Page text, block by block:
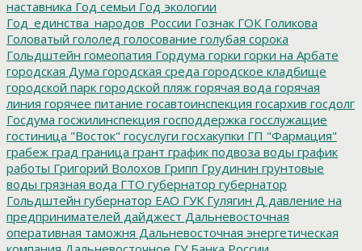
наставника Год семьи Год экологии
Год_единства_народов_России Гознак ГОКГоликова
Головатый гололед голосование голубая сорока
Гольдштейн гомеопатия Гордума горки горки на Арбате
городская Дума городская среда городское кладбище
городской парк городской пляж горячая вода горячая
линия горячее питание госавтоинспекция госархив госдолг
Госдума госжилинспекция господдержка госслужащие
гостиница "Восток" госуслуги госхакупки ГП "Фармация"
грабеж град граница грант график подвоза воды график
работы Григорий Волохов Грипп Грудинин грунтовые
воды грязная вода ГТО губернатор губернатор
Гольдштейн губернатор ЕАО ГУКГулягин Д давление на
предпринимателей дайджест Дальневосточная
оперативная таможня Дальневосточная энергетическая